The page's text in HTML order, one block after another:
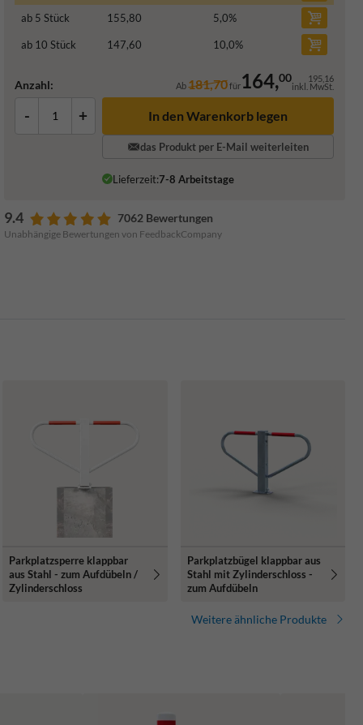
ab 5 Stück 155,80 5,0%
ab 10 Stück 147,60 10,0%
Anzahl: Ab181,70für164,00 195,16
inkl. MwSt.
- + In den Warenkorb legen
das Produkt per E-Mail weiterleiten
Lieferzeit:7-8 Arbeitstage
9.4 7062 Bewertungen
Unabhängige Bewertungen von FeedbackCompany
Parkplatzsperre klappbar
aus Stahl - zum Aufdübeln /
Zylinderschloss
Parkplatzbügel klappbar aus
Stahl mit Zylinderschloss -
zum Aufdübeln
Weitere ähnliche Produkte